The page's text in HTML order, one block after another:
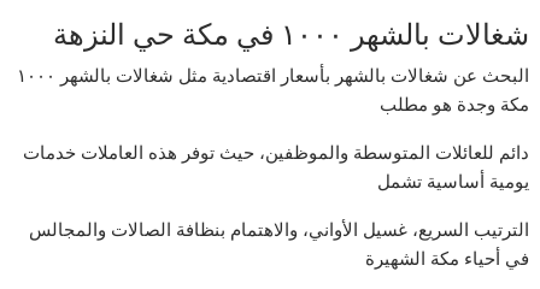
شغالات بالشهر ١٠٠٠ في مكة حي النزهة
البحث عن شغالات بالشهر بأسعار اقتصادية مثل شغالات بالشهر ١٠٠٠
مكة وجدة هو مطلب
دائم للعائلات المتوسطة والموظفين، حيث توفر هذه العاملات خدمات
يومية أساسية تشمل
الترتيب السريع، غسيل الأواني، والاهتمام بنظافة الصالات والمجالس
في أحياء مكة الشهيرة